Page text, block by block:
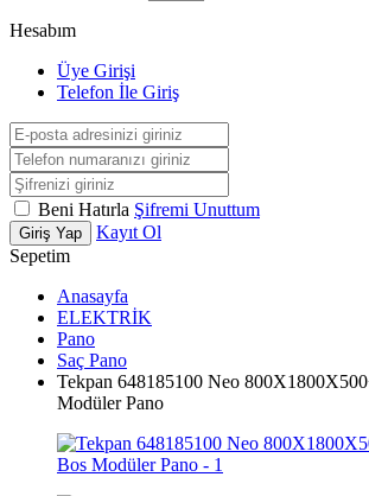
Hesabım
Üye Girişi
Telefon İle Giriş
Beni Hatırla Şifremi Unuttum
Giriş Yap
Kayıt Ol
Sepetim
Anasayfa
ELEKTRİK
Pano
Saç Pano
Tekpan 648185100 Neo
Modüler Pano